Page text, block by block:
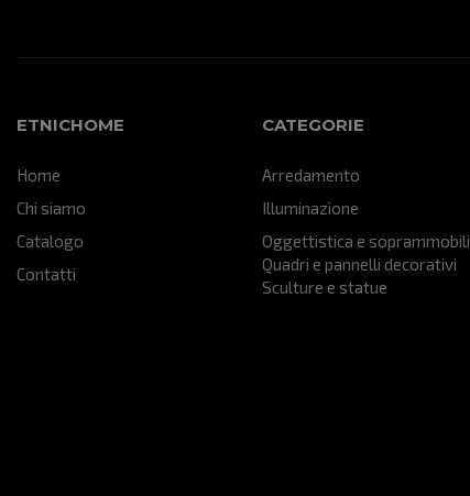
ETNICHOME
Home
Chi siamo
Catalogo
Contatti
CATEGORIE
Arredamento
Illuminazione
Oggettistica e soprammobili
Quadri e pannelli decorativi
Sculture e statue